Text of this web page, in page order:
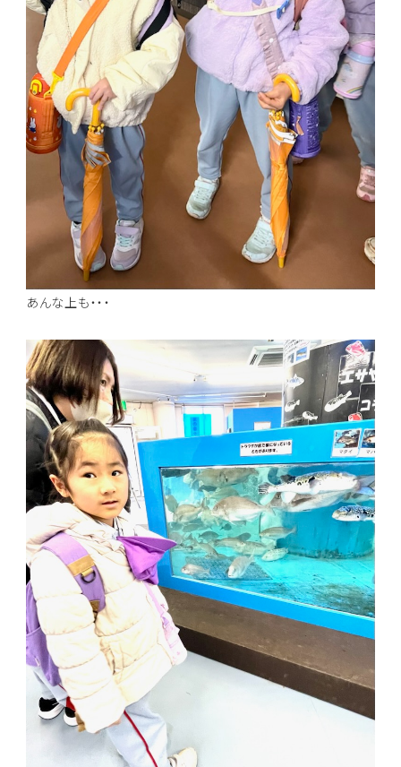
あんな上も・・・